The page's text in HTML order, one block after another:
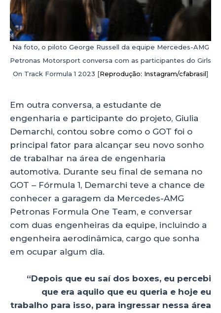
Na foto, o piloto George Russell da equipe Mercedes-AMG
Petronas Motorsport conversa com as participantes do Girls
On Track Formula 1 2023 [Reprodução: Instagram/cfabrasil]
Em outra conversa, a estudante de
engenharia e participante do projeto, Giulia
Demarchi, contou sobre como o GOT foi o
principal fator para alcançar seu novo sonho
de trabalhar na área de engenharia
automotiva. Durante seu final de semana no
GOT – Fórmula 1, Demarchi teve a chance de
conhecer a garagem da Mercedes-AMG
Petronas Formula One Team, e conversar
com duas engenheiras da equipe, incluindo a
engenheira aerodinâmica, cargo que sonha
em ocupar algum dia.
“Depois que eu saí dos boxes, eu percebi
que era aquilo que eu queria e hoje eu
trabalho para isso, para ingressar nessa área